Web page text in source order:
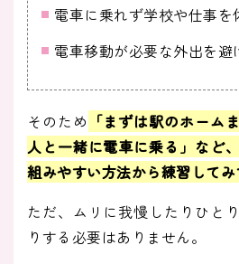
電車に乗れず学校や仕事を
電車移動が必要な外出を避
そのため 「まずは駅のホーム
人と一緒に電車に乗る」など
組みやすい方法から練習してみ
ただ、ムリに我慢したりひと
りする必要はありません。